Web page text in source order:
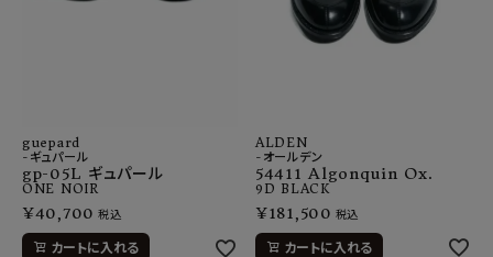
guepard
-ギュパール
gp-05L ギュパール
ONE NOIR
¥40,700 税込
カートに入れる
ALDEN
-オールデン
54411 Algonquin Ox.
9D BLACK
¥181,500 税込
カートに入れる